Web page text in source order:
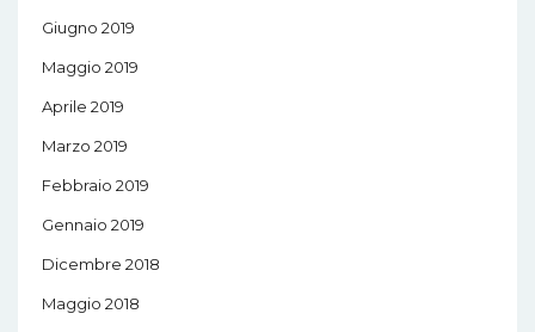
Giugno 2019
Maggio 2019
Aprile 2019
Marzo 2019
Febbraio 2019
Gennaio 2019
Dicembre 2018
Maggio 2018